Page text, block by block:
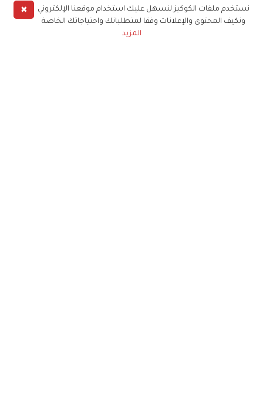
✖
نستخدم ملفات الكوكيز لنسهل عليك استخدام موقعنا الإلكتروني
ونكيف المحتوى والإعلانات وفقا لمتطلباتك واحتياجاتك الخاصة
المزيد